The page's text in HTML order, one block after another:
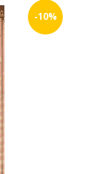
-10%